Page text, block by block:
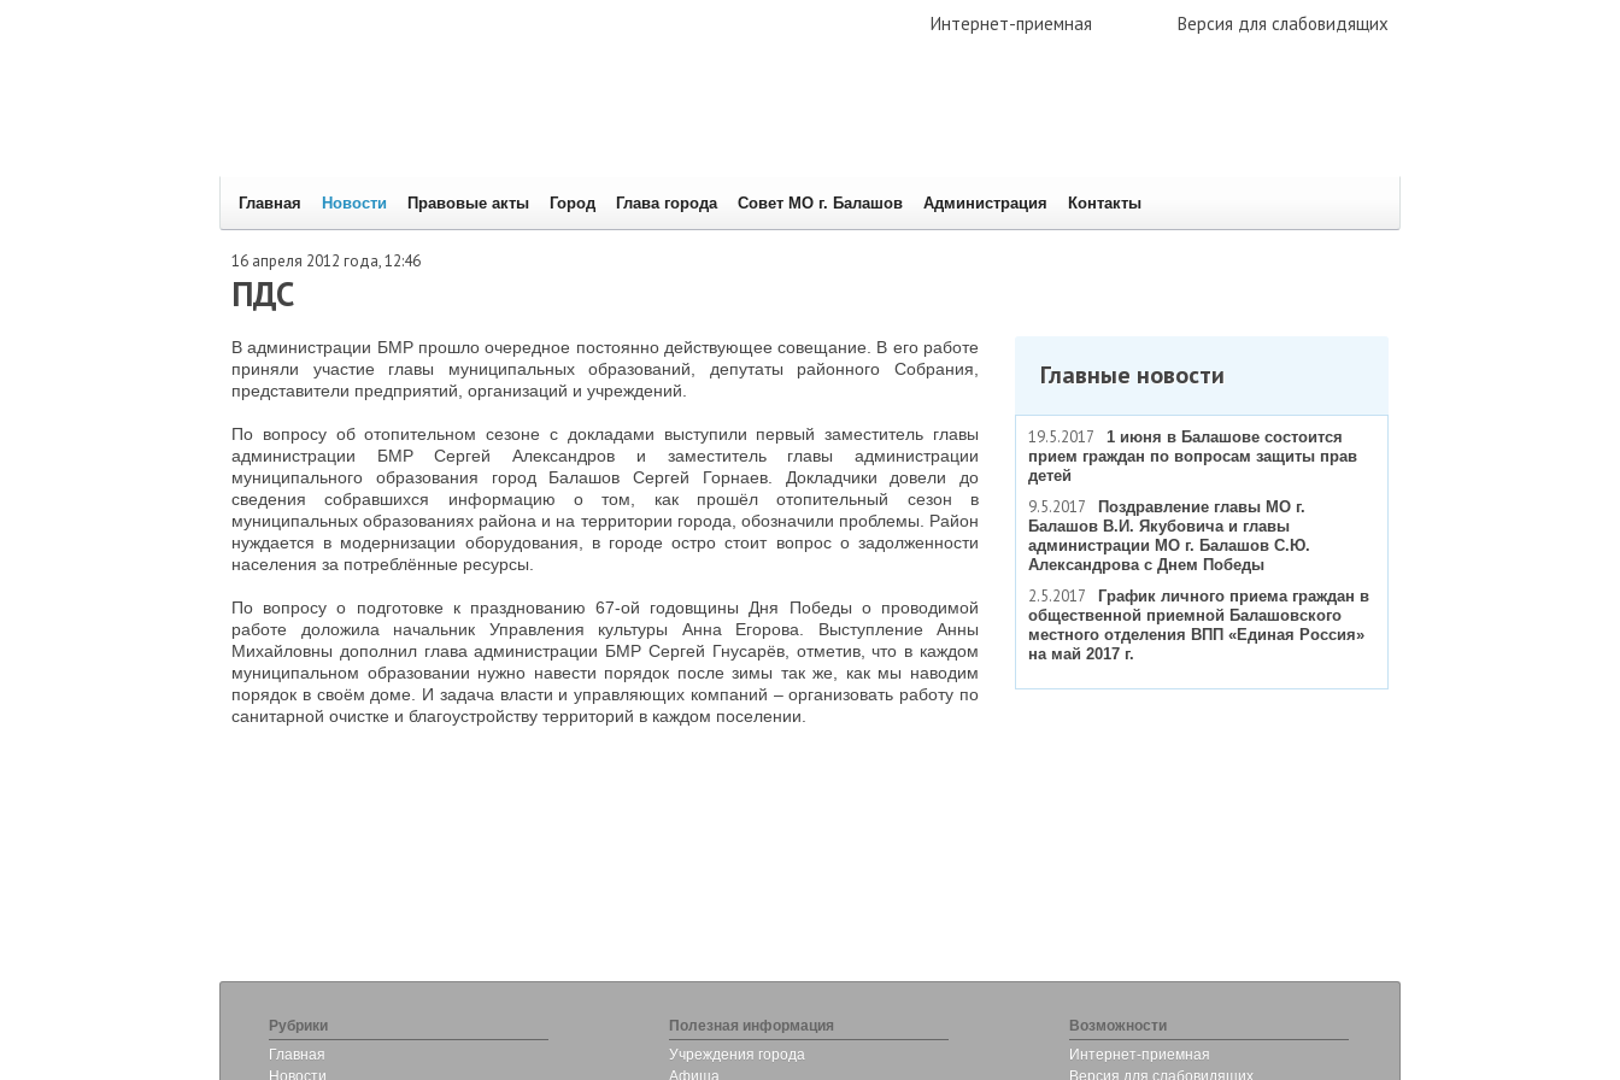
Интернет-приемная Версия для слабовидящих
Главная Новости Правовые акты Город Глава города Совет МО г. Балашов Администрация Контакты
16 апреля 2012 года, 12:46
ПДС
В администрации БМР прошло очередное постоянно действующее совещание. В его работе
приняли участие главы муниципальных образований, депутаты районного Собрания,
представители предприятий, организаций и учреждений.
По вопросу об отопительном сезоне с докладами выступили первый заместитель главы
администрации БМР Сергей Александров и заместитель главы администрации
муниципального образования город Балашов Сергей Горнаев. Докладчики довели до
сведения собравшихся информацию о том, как прошёл отопительный сезон в
муниципальных образованиях района и на территории города, обозначили проблемы. Район
нуждается в модернизации оборудования, в городе остро стоит вопрос о задолженности
населения за потреблённые ресурсы.
По вопросу о подготовке к празднованию 67-ой годовщины Дня Победы о проводимой
работе доложила начальник Управления культуры Анна Егорова. Выступление Анны
Михайловны дополнил глава администрации БМР Сергей Гнусарёв, отметив, что в каждом
муниципальном образовании нужно навести порядок после зимы так же, как мы наводим
порядок в своём доме. И задача власти и управляющих компаний – организовать работу по
санитарной очистке и благоустройству территорий в каждом поселении.
Главные новости
19.5.2017
1 июня в Балашове состоится
прием граждан по вопросам защиты прав
детей
9.5.2017
Поздравление главы МО г.
Балашов В.И. Якубовича и главы
администрации МО г. Балашов С.Ю.
Александрова с Днем Победы
2.5.2017
График личного приема граждан в
общественной приемной Балашовского
местного отделения ВПП «Единая Россия»
на май 2017 г.
Рубрики
Главная
Новости
Полезная информация
Учреждения города
Афиша
Возможности
Интернет-приемная
Версия для слабовидящих